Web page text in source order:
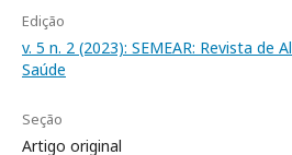
Edição
v. 5 n. 2 (2023): SEMEAR: Revista de
Saúde
Seção
Artigo original